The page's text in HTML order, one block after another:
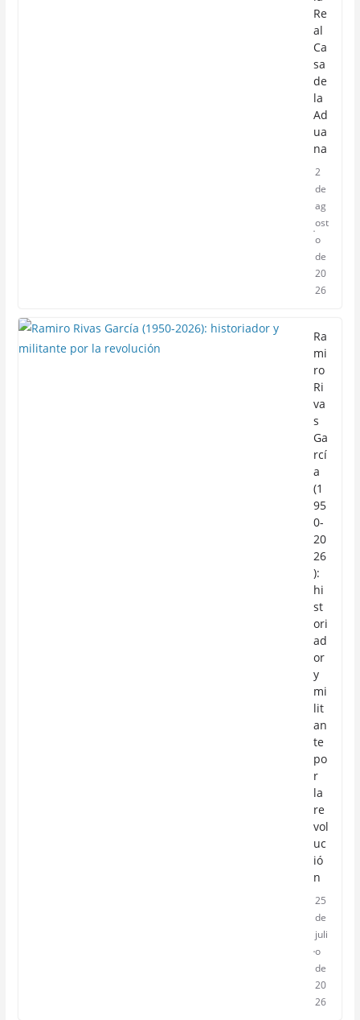
Re
al
Ca
sa
de
la
Ad
ua
na
2
de
ag
ost
o
de
20
26
Ra
mi
ro
Ri
va
s
Ga
rcí
a
(1
95
0-
20
26
):
hi
st
ori
ad
or
y
mi
lit
an
te
po
r
la
re
vol
uc
ió
n
25
de
juli
o
de
20
26